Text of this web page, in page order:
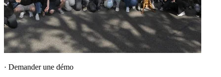
· Demander une démo